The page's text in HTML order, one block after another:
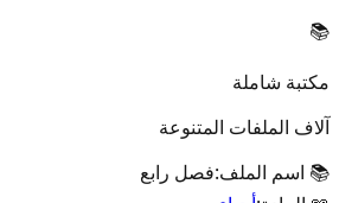
📚
مكتبة شاملة
آلاف الملفات المتنوعة
📚 اسم الملف:فصل رابع